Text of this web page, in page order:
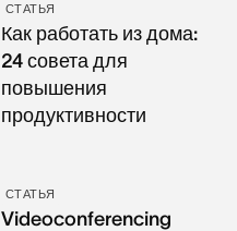
СТАТЬЯ
Как работать из дома:
24 совета для
повышения
продуктивности
СТАТЬЯ
Videoconferencing